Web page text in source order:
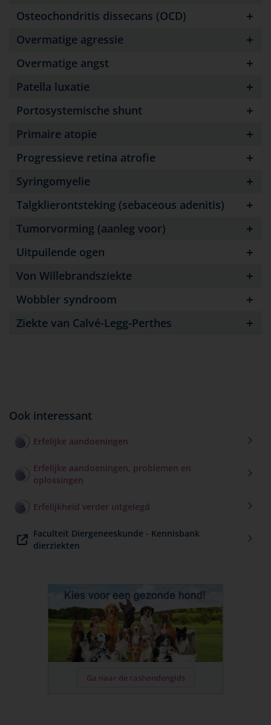
Osteochondritis dissecans (OCD)
Overmatige agressie
Overmatige angst
Patella luxatie
Portosystemische shunt
Primaire atopie
Progressieve retina atrofie
Syringomyelie
Talgklierontsteking (sebaceous adenitis)
Tumorvorming (aanleg voor)
Uitpuilende ogen
Von Willebrandsziekte
Wobbler syndroom
Ziekte van Calvé-Legg-Perthes
Ook interessant
Erfelijke aandoeningen
Erfelijke aandoeningen, problemen en
oplossingen
Erfelijkheid verder uitgelegd
Faculteit Diergeneeskunde - Kennisbank
dierziekten
Ga naar de rashondengids